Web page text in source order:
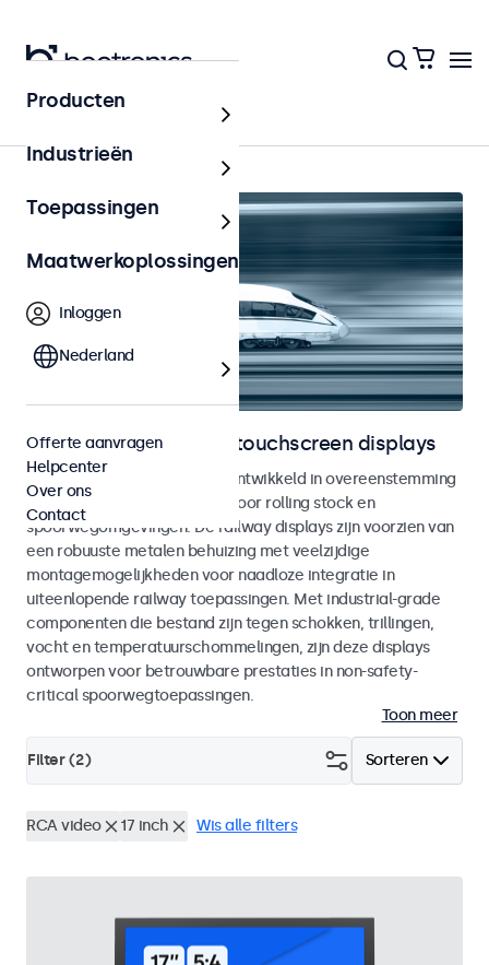
Home
Railway monitoren en touchscreen displays
Monitoren en touchscreens ontwikkeld in overeenstemming
met EN 50155 en EN 45545-2 voor rolling stock en
spoorwegomgevingen. De railway displays zijn voorzien van
een robuuste metalen behuizing met veelzijdige
montagemogelijkheden voor naadloze integratie in
uiteenlopende railway toepassingen. Met industrial-grade
componenten die bestand zijn tegen schokken, trillingen,
vocht en temperatuurschommelingen, zijn deze displays
ontworpen voor betrouwbare prestaties in non-safety-
critical spoorwegtoepassingen.
Toon meer
Sorteren
Filter (2)
RCA video 17 inch Wis alle filters
Producten
Industrieën
Toepassingen
Maatwerkoplossingen
Inloggen
Nederland
Offerte aanvragen
Helpcenter
Over ons
Contact